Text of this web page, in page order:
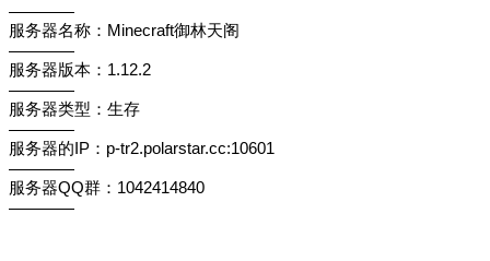
————
服务器名称：Minecraft御林天阁
————
服务器版本：1.12.2
————
服务器类型：生存
————
服务器的IP：p-tr2.polarstar.cc:10601
————
服务器QQ群：1042414840
————